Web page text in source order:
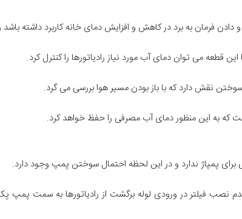
فرمان به برد در کاهش و افزایش دمای خانه کاربرد داشته باشد
می توان دمای آب مورد نیاز رادیاتورها را کنترل کرد.
نقش دارد که با باز بودن مسیر هوا بررسی می گرد.
که به این منظور دمای آب مصرفی را حفظ خواهد کرد.
برای پمپاژ ندارد و در این لحظه احتمال سوختن پمپ وجود دارد.
فیلتر در ورودی لوله برگشت از رادیاتورها به سمت پمپ